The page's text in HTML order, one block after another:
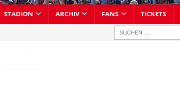
STADION ARCHIV FANS TICKETS